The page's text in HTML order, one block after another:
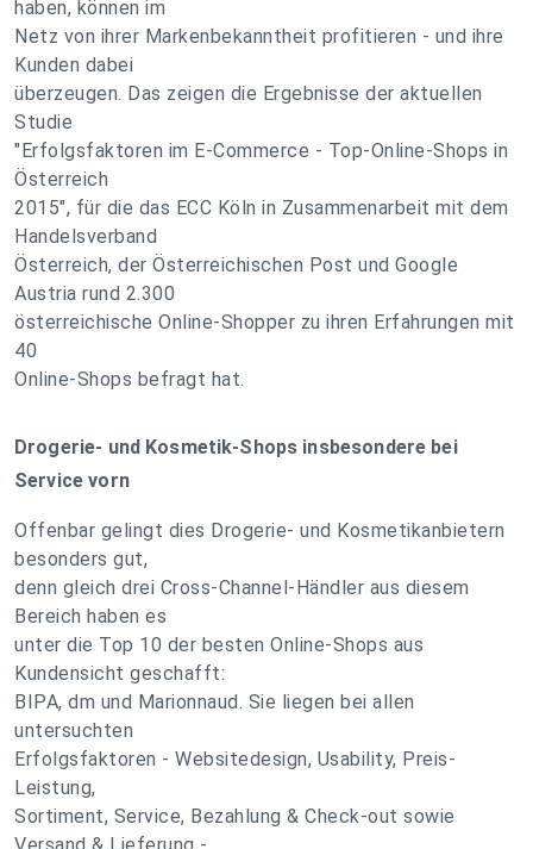
haben, können im
Netz von ihrer Markenbekanntheit profitieren - und ihre
Kunden dabei
überzeugen. Das zeigen die Ergebnisse der aktuellen
Studie
"Erfolgsfaktoren im E-Commerce - Top-Online-Shops in
Österreich
2015", für die das ECC Köln in Zusammenarbeit mit dem
Handelsverband
Österreich, der Österreichischen Post und Google
Austria rund 2.300
österreichische Online-Shopper zu ihren Erfahrungen mit
40
Online-Shops befragt hat.
Drogerie- und Kosmetik-Shops insbesondere bei
Service vorn
Offenbar gelingt dies Drogerie- und Kosmetikanbietern
besonders gut,
denn gleich drei Cross-Channel-Händler aus diesem
Bereich haben es
unter die Top 10 der besten Online-Shops aus
Kundensicht geschafft:
BIPA, dm und Marionnaud. Sie liegen bei allen
untersuchten
Erfolgsfaktoren - Websitedesign, Usability, Preis-
Leistung,
Sortiment, Service, Bezahlung & Check-out sowie